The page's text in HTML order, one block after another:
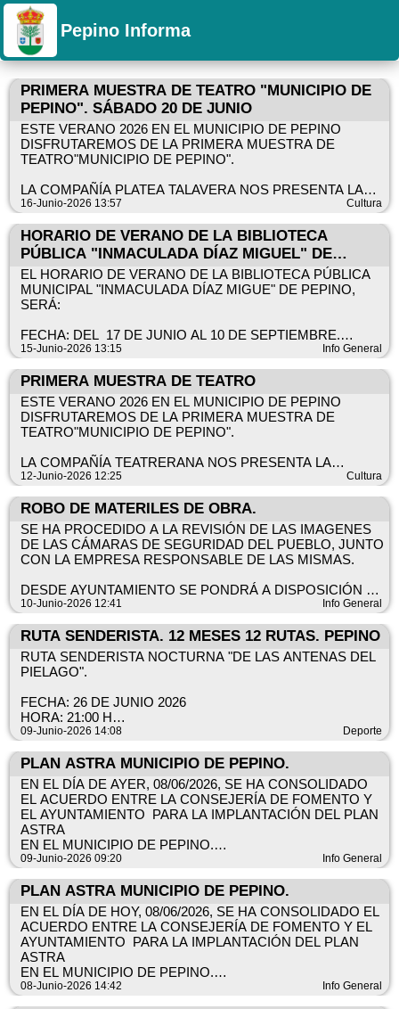
Pepino Informa
PRIMERA MUESTRA DE TEATRO "MUNICIPIO DE
PEPINO". SÁBADO 20 DE JUNIO
ESTE VERANO 2026 EN EL MUNICIPIO DE PEPINO
DISFRUTAREMOS DE LA PRIMERA MUESTRA DE
TEATRO"MUNICIPIO DE PEPINO".
LA COMPAÑÍA PLATEA TALAVERA NOS PRESENTA LA
OBRA “EL CRÉDITO”.
UNA INTERESANTE OBRA TEATRAL SINOPSIS EN
DOCUMENTO ADJUNTO.
DÍA 20 DE JUNIO DE 2026
HORA: 20 h
LUGAR: CENTRO SOCIAL POLIVALENTE
LOS ASISTENTES PODRÁN COLABORAR CON LA
INVESTIGACIÓN DE ENFERMEDADES RARAS,
PAGANDO UNA ENTRADA DE 1 €.
¿ TE LO VAS A PERDER?
EXCMO. AYTO. DE PEPINO.
16-Junio-2026 13:57 Cultura
HORARIO DE VERANO DE LA BIBLIOTECA
PÚBLICA "INMACULADA DÍAZ MIGUEL" DE
PEPINO
EL HORARIO DE VERANO DE LA BIBLIOTECA PÚBLICA
MUNICIPAL "INMACULADA DÍAZ MIGUE" DE PEPINO,
SERÁ:
FECHA: DEL 17 DE JUNIO AL 10 DE SEPTIEMBRE.
AMBOS INCLUIDOS
HORARIO DE ATENCIÓN AL PÚBLICO: DE 9 H A 14.30
HORAS
INFORMA EXCMO. AYTO. DE PEPINO.
15-Junio-2026 13:15 Info General
PRIMERA MUESTRA DE TEATRO
ESTE VERANO 2026 EN EL MUNICIPIO DE PEPINO
DISFRUTAREMOS DE LA PRIMERA MUESTRA DE
TEATRO"MUNICIPIO DE PEPINO".
LA COMPAÑÍA TEATRERANA NOS PRESENTA LA
OBRA “ESENCIAS DE MUJER”.
UNA DIVERTIDÍSIMA COMEDIA TEATRAL SINOPSIS EN
DOCUMENTO ADJUNTO.
DÍA 13 DE JUNIO DE 2026
HORA: 20 h
LUGAR: CENTRO SOCIAL POLIVALENTE
LOS ASISTENTES PODRÁN COLABORAR CON LA
INVESTIGACIÓN DE ENFERMEDADES RARAS,
PAGANDO UNA ENTRADA DE 1 €.
¿ TE LO VAS A PERDER?
EXCMO. AYTO. DE PEPINO.
CONCEJALÍA DE CULTURA.
12-Junio-2026 12:25 Cultura
ROBO DE MATERILES DE OBRA.
SE HA PROCEDIDO A LA REVISIÓN DE LAS IMAGENES
DE LAS CÁMARAS DE SEGURIDAD DEL PUEBLO, JUNTO
CON LA EMPRESA RESPONSABLE DE LAS MISMAS.
DESDE AYUNTAMIENTO SE PONDRÁ A DISPOSICIÓN DE
LA GUARDIA CIVIL DICHAS IMAGENES PARA ADOPTAR
CONVENIENTES Y OPORTUNAS.
EXCMO.AYTO DE PEPINO.
10-Junio-2026 12:41 Info General
RUTA SENDERISTA. 12 MESES 12 RUTAS. PEPINO
RUTA SENDERISTA NOCTURNA "DE LAS ANTENAS DEL
PIELAGO".
FECHA: 26 DE JUNIO 2026
HORA: 21:00 H
SALIDA: CAMPAMENTO DEL PIÉLAGO
DESNIVEL: 220+
DURACIÓN: 3 HORAS
DIFICULTAD: FACIL
INFORMACIÓN EN INSCRIPCIONES: www.viriatoterra.es
ORGANIZA: VIRIATO TERRA
PATROCINA: EXCMO. AYUNTAMIENTO DE PEPINO.
09-Junio-2026 14:08 Deporte
PLAN ASTRA MUNICIPIO DE PEPINO.
EN EL DÍA DE AYER, 08/06/2026, SE HA CONSOLIDADO
EL ACUERDO ENTRE LA CONSEJERÍA DE FOMENTO Y
EL AYUNTAMIENTO PARA LA IMPLANTACIÓN DEL PLAN
ASTRA
EN EL MUNICIPIO DE PEPINO.
LA URBANIZACIÓN "SOTO DEL ESPINOSILLO" SE
GRAFICO DE LA RUTAEL SERVICIO COMENZARÁ EL DÍA
01/09/2026.
DESDE EL AYUNTAMIENTO SE IRÁ INFORMANDO A LOS
VECINOS , PUNTUALMENTE, DE HORARIOS, PARADAS,
PRECIO DEL BILLETE,ETC.
EXCMO. AYTO. DE PEPINO.
09-Junio-2026 09:20 Info General
PLAN ASTRA MUNICIPIO DE PEPINO.
EN EL DÍA DE HOY, 08/06/2026, SE HA CONSOLIDADO EL
ACUERDO ENTRE LA CONSEJERÍA DE FOMENTO Y EL
AYUNTAMIENTO PARA LA IMPLANTACIÓN DEL PLAN
ASTRA
EN EL MUNICIPIO DE PEPINO.
08-Junio-2026 14:42 Info General